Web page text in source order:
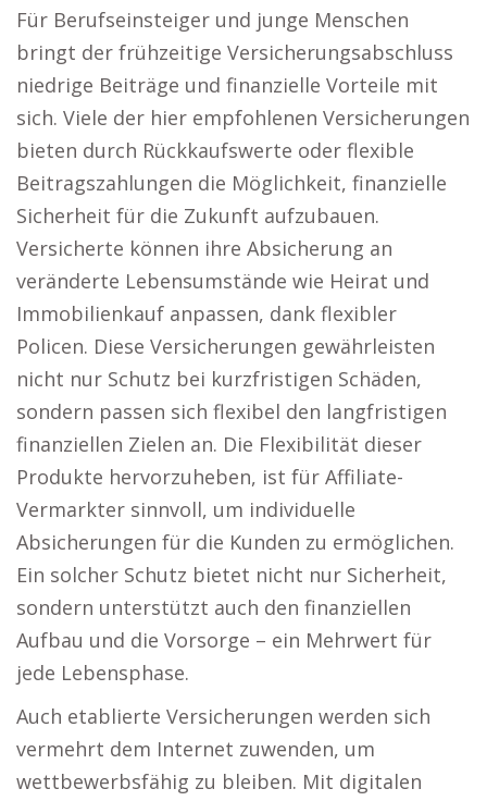
Für Berufseinsteiger und junge Menschen
bringt der frühzeitige Versicherungsabschluss
niedrige Beiträge und finanzielle Vorteile mit
sich. Viele der hier empfohlenen Versicherungen
bieten durch Rückkaufswerte oder flexible
Beitragszahlungen die Möglichkeit, finanzielle
Sicherheit für die Zukunft aufzubauen.
Versicherte können ihre Absicherung an
veränderte Lebensumstände wie Heirat und
Immobilienkauf anpassen, dank flexibler
Policen. Diese Versicherungen gewährleisten
nicht nur Schutz bei kurzfristigen Schäden,
sondern passen sich flexibel den langfristigen
finanziellen Zielen an. Die Flexibilität dieser
Produkte hervorzuheben, ist für Affiliate-
Vermarkter sinnvoll, um individuelle
Absicherungen für die Kunden zu ermöglichen.
Ein solcher Schutz bietet nicht nur Sicherheit,
sondern unterstützt auch den finanziellen
Aufbau und die Vorsorge – ein Mehrwert für
jede Lebensphase.
Auch etablierte Versicherungen werden sich
vermehrt dem Internet zuwenden, um
wettbewerbsfähig zu bleiben. Mit digitalen